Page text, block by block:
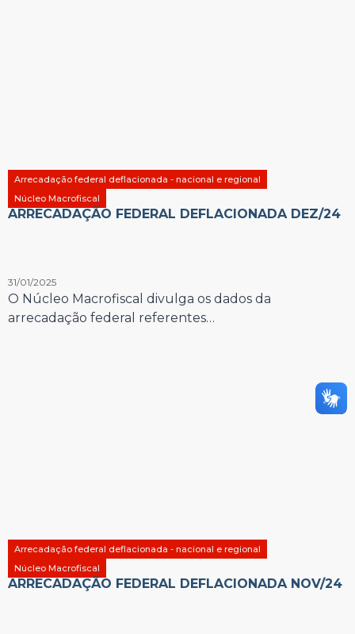
Arrecadação federal deflacionada - nacional e regional
Núcleo Macrofiscal
ARRECADAÇÃO FEDERAL DEFLACIONADA DEZ/24
31/01/2025
O Núcleo Macrofiscal divulga os dados da
arrecadação federal referentes…
Arrecadação federal deflacionada - nacional e regional
Núcleo Macrofiscal
ARRECADAÇÃO FEDERAL DEFLACIONADA NOV/24